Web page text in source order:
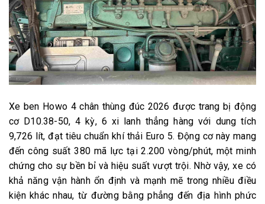
Xe ben Howo 4 chân thùng đúc 2026 được trang bị động
cơ D10.38-50, 4 kỳ, 6 xi lanh thẳng hàng với dung tích
9,726 lít, đạt tiêu chuẩn khí thải Euro 5. Động cơ này mang
đến công suất 380 mã lực tại 2.200 vòng/phút, một minh
chứng cho sự bền bỉ và hiệu suất vượt trội. Nhờ vậy, xe có
khả năng vận hành ổn định và mạnh mẽ trong nhiều điều
kiện khác nhau, từ đường bằng phẳng đến địa hình phức